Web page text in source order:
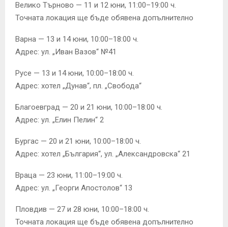
Велико Търново — 11 и 12 юни, 11:00–19:00 ч.
Точната локация ще бъде обявена допълнително
Варна — 13 и 14 юни, 10:00–18:00 ч.
Адрес: ул. „Иван Вазов“ №41
Русе — 13 и 14 юни, 10:00–18:00 ч.
Адрес: хотел „Дунав“, пл. „Свобода“
Благоевград — 20 и 21 юни, 10:00–18:00 ч.
Адрес: ул. „Елин Пелин“ 2
Бургас — 20 и 21 юни, 10:00–18:00 ч.
Адрес: хотел „България“, ул. „Александровска“ 21
Враца — 23 юни, 11:00–19:00 ч.
Адрес: ул. „Георги Апостолов“ 13
Пловдив — 27 и 28 юни, 10:00–18:00 ч.
Точната локация ще бъде обявена допълнително